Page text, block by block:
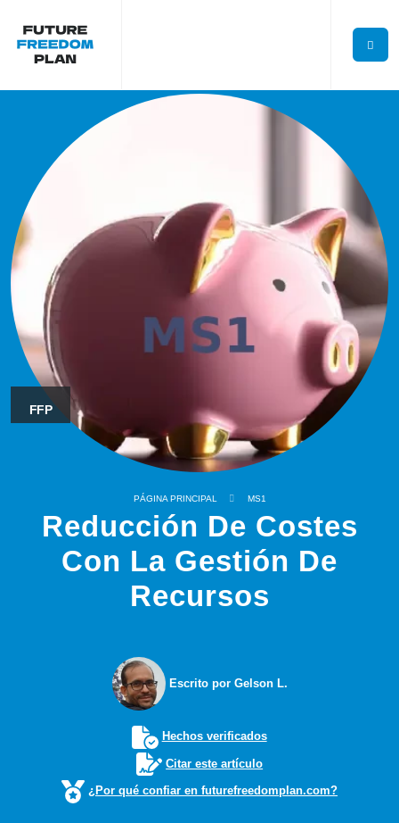
FFP
PÁGINA PRINCIPAL MS1
Reducción De Costes
Con La Gestión De
Recursos
Escrito por Gelson L.
Hechos verificados
Citar este artículo
¿Por qué confiar en futurefreedomplan.com?